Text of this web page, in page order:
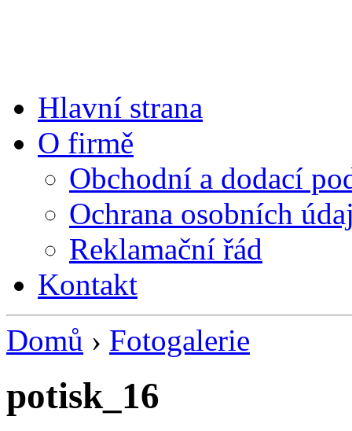
Hlavní strana
O firmě
Obchodní a dodací
Ochrana osobních
Reklamační řád
Kontakt
Domů › Fotogalerie
potisk_16